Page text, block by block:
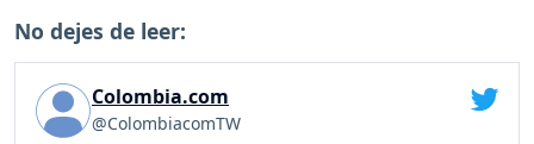
No dejes de leer:
Colombia.com
@ColombiacomTW